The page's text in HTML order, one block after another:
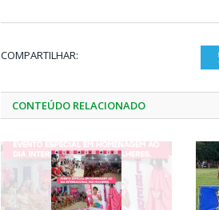
COMPARTILHAR:
CONTEÚDO RELACIONADO